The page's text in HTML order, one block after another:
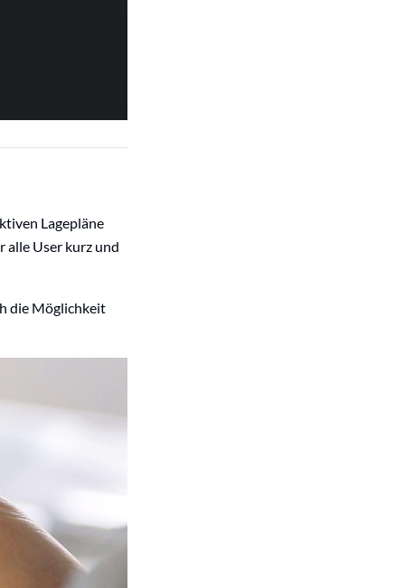
Lagepläne
alle User kurz und
die Möglichkeit